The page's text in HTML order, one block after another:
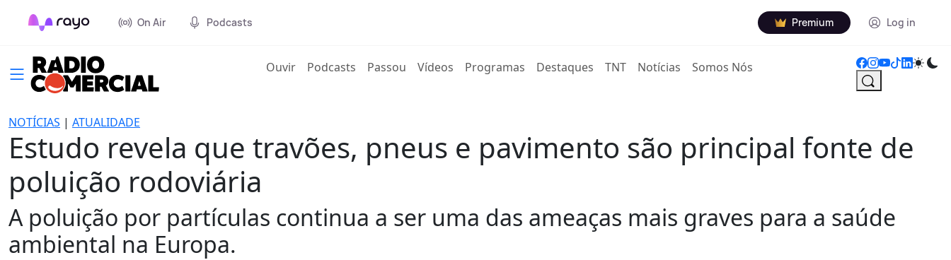
On Air Podcasts Premium Log in
Ouvir(current)
Podcasts Passou Vídeos Programas Destaques TNT Notícias Somos Nós
NOTÍCIAS | ATUALIDADE
Estudo revela que travões, pneus e pavimento são principal fonte de
poluição rodoviária
A poluição por partículas continua a ser uma das ameaças mais graves para a saúde
ambiental na Europa.